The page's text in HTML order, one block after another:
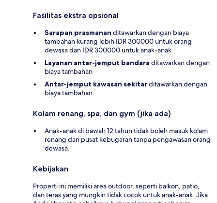
Fasilitas ekstra opsional
Sarapan prasmanan ditawarkan dengan biaya
tambahan kurang lebih IDR 300000 untuk orang
dewasa dan IDR 300000 untuk anak-anak
Layanan antar-jemput bandara ditawarkan dengan
biaya tambahan
Antar-jemput kawasan sekitarditawarkan dengan
biaya tambahan
Kolam renang, spa, dan gym (jika ada)
Anak-anak di bawah 12 tahun tidak boleh masuk kolam
renang dan pusat kebugaran tanpa pengawasan orang
dewasa.
Kebijakan
Properti ini memiliki area outdoor, seperti balkon, patio,
dan teras yang mungkin tidak cocok untuk anak-anak. Jika